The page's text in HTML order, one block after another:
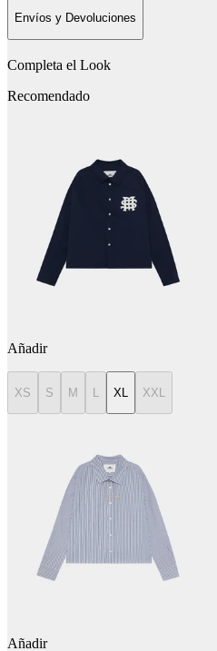
Envíos y Devoluciones
Completa el Look
Recomendado
Añadir
XS S M XL XXL
Añadir